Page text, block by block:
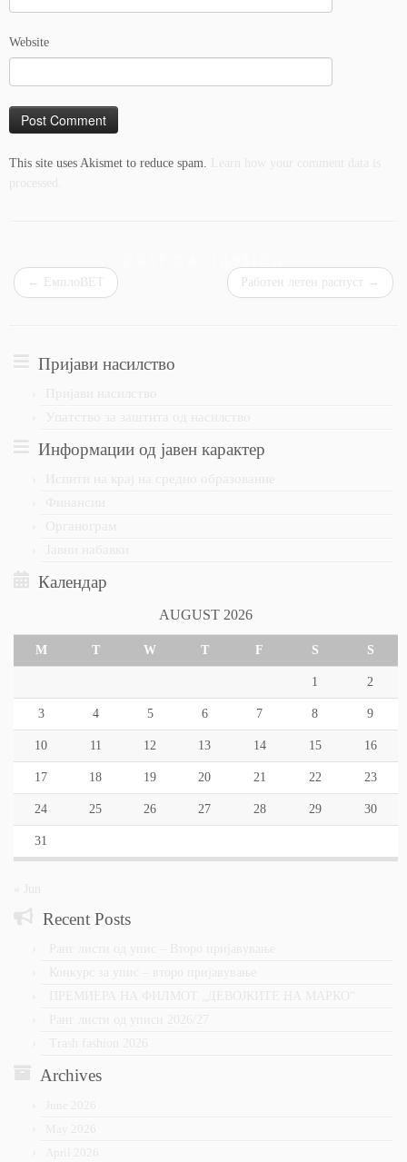
Website
This site uses Akismet to reduce spam.
← ЕмплоВЕТ Работен летен распуст →
Пријави насилство
Упатство за заштита од насилство
Информации од јавен карактер
Испити на крај на средно образование
Финансии
Јавни набавки
Календар
AUGUST 2026
M T W T F S S
1 2
3 4 5 6 7 8 9
10 11 12 13 14 15 16
17 18 19 20 21 22 23
24 25 26 27 28 29 30
31
Recent Posts
ПРЕМИЕРА НА ФИЛМОТ „ДЕВОЈКИТЕ НА МАРКО“
Ранг листи од уписи 2026/27
Trash fashion 2026
Archives
June 2026
May 2026
April 2026